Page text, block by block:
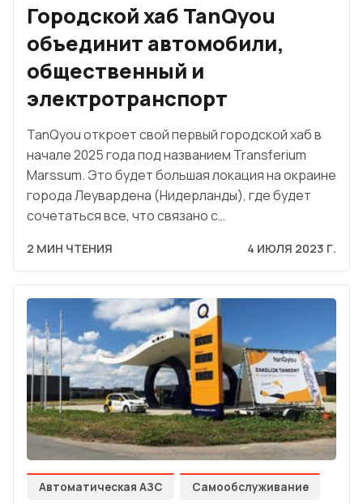
Городской хаб TanQyou
объединит автомобили,
общественный и
электротранспорт
TanQyou откроет свой первый городской хаб в
начале 2025 года под названием Transferium
Marssum. Это будет большая локация на окраине
города Леувардена (Нидерланды), где будет
сочетаться все, что связано с…
2 МИН ЧТЕНИЯ 4 ИЮЛЯ 2023 Г.
Автоматическая АЗС Самообслуживание